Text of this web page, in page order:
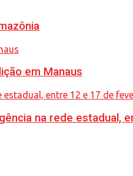
em Manaus
na rede estadual,